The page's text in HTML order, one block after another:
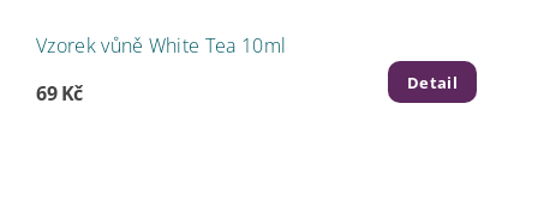
Vzorek vůně White Tea 10ml
69 Kč
Detail